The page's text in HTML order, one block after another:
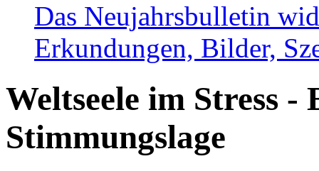
Das Neujahrsbulletin
Erkundungen, Bilder,
Weltseele im Stress -
Stimmungslage